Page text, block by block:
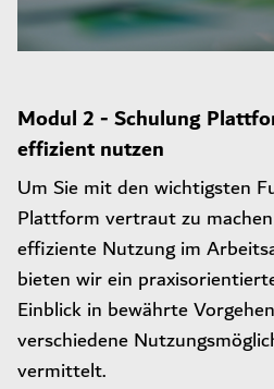
Modul 2 - Schulung
effizient nutzen
Um Sie mit den wichtigsten
Plattform vertraut zu
effiziente Nutzung im
bieten wir ein
Einblick in bewährte
verschiedene
vermittelt.